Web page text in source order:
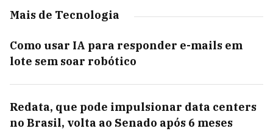
Mais de Tecnologia
Como usar IA para responder e-mails em
lote sem soar robótico
Redata, que pode impulsionar data centers
no Brasil, volta ao Senado após 6 meses